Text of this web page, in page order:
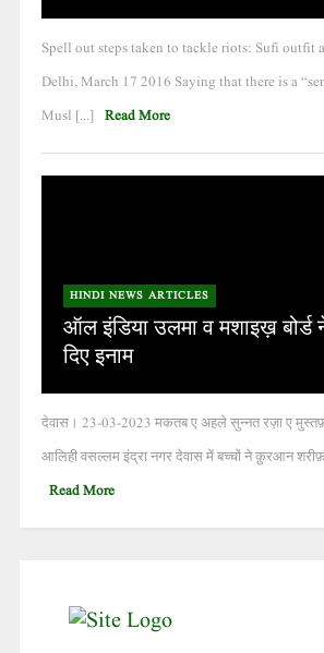
Spell out steps taken to tackle riots: Sufi outfit
Delhi, March 17 2016 Saying that there is a
Musl [...] Read More
HINDI NEWS ARTICLES
ऑल इंडिया उलमा व मशाइख़ बोर्ड
दिए इनाम
देवास। 23-03-2023 मकतब ए अहले सुन्नत रज़ा ए
आलिही वसल्लम इंद्रा नगर देवास में बच्चों ने क़ुरआन
Read More